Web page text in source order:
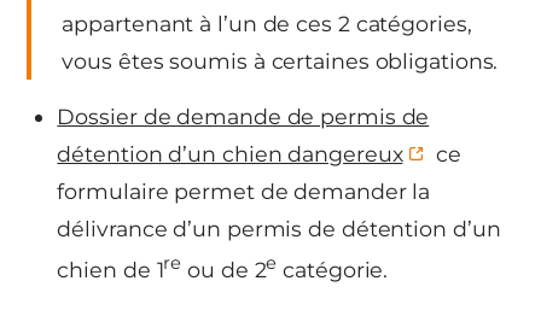
appartenant à l’un de ces 2 catégories,
vous êtes soumis à certaines obligations.
Dossier de demande de permis de
détention d’un chien dangereux
ce
formulaire permet de demander la
délivrance d’un permis de détention d’un
chien de 1re ou de 2e catégorie.